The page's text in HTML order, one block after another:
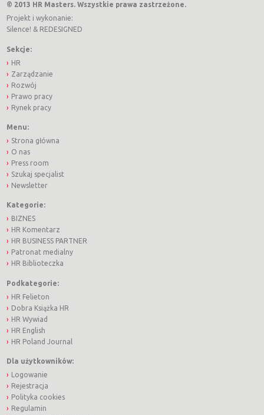
© 2013 HR Masters. Wszystkie prawa zastrzeżone.
Projekt i wykonanie:
Silence! & REDESIGNED
Sekcje:
HR
Zarządzanie
Rozwój
Prawo pracy
Rynek pracy
Menu:
Strona główna
O nas
Press room
Szukaj specjalist
Newsletter
Kategorie:
BIZNES
HR Komentarz
HR BUSINESS PARTNER
Patronat medialny
HR Biblioteczka
Podkategorie:
HR Felieton
Dobra Książka HR
HR Wywiad
HR English
HR Poland Journal
Dla użytkowników:
Logowanie
Rejestracja
Polityka cookies
Regulamin